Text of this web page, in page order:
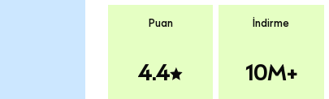
Puan
4.4
İndirme
10M+